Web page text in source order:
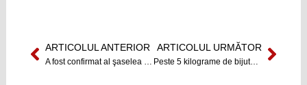
Prev
ARTICOLUL ANTERIOR ARTICOLUL URMĂTOR
Peste 5 kilograme de bijuterii de aur au fost descoperite de Poliția de frontieră Next